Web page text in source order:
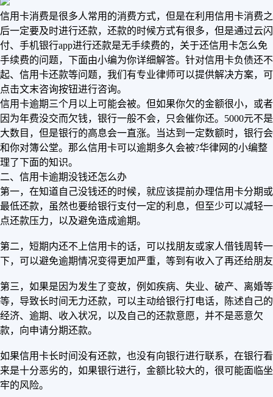
信用卡消费是很多人常用的消费方式，但是在利用信用卡消费之
后一定要及时进行还款，还款的时候方式有很多，但是通过云闪
付、手机银行app进行还款是无手续费的，关于还信用卡怎么免
手续费的问题，下面由小编为你详细解答。针对信用卡负债还不
起、信用卡还款等问题，我们有专业律师可以提供解决方案，可
点击文末咨询按钮进行咨询。
信用卡逾期三个月以上可能会被。但如果你欠的金额很小，或者
因为年费没交而欠钱，银行一般不会，只会催你还。5000元不是
大数目，但是银行的高息会一直涨。当达到一定数额时，银行会
和你对簿公堂。那么信用卡可以逾期多久会被?华律网的小编整
理了下面的知识。
二、信用卡逾期没钱还怎么办
第一，在知道自己没钱还的时候，就应该提前办理信用卡分期或
最低还款，虽然也要给银行支付一定的利息，但至少可以减轻一
点还款压力，以及避免造成逾期。
第二，短期内还不上信用卡的话，可以找朋友或家人借钱周转一
下，可以避免逾期情况变得更加严重，等到有收入了再还给朋友
第三，如果是因为发生了变故，例如疾病、失业、破产、离婚等
等，导致长时间无力还款，可以主动给银行打电话，陈述自己的
经济、逾期、收入状况，以及自己的还款意愿，并不是恶意欠
款，向申请分期还款。
如果信用卡长时间没有还款，也没有向银行进行联系，在银行看
来是十分恶劣的，如果银行进行，金额比较大的，很可能面临坐
牢的风险。